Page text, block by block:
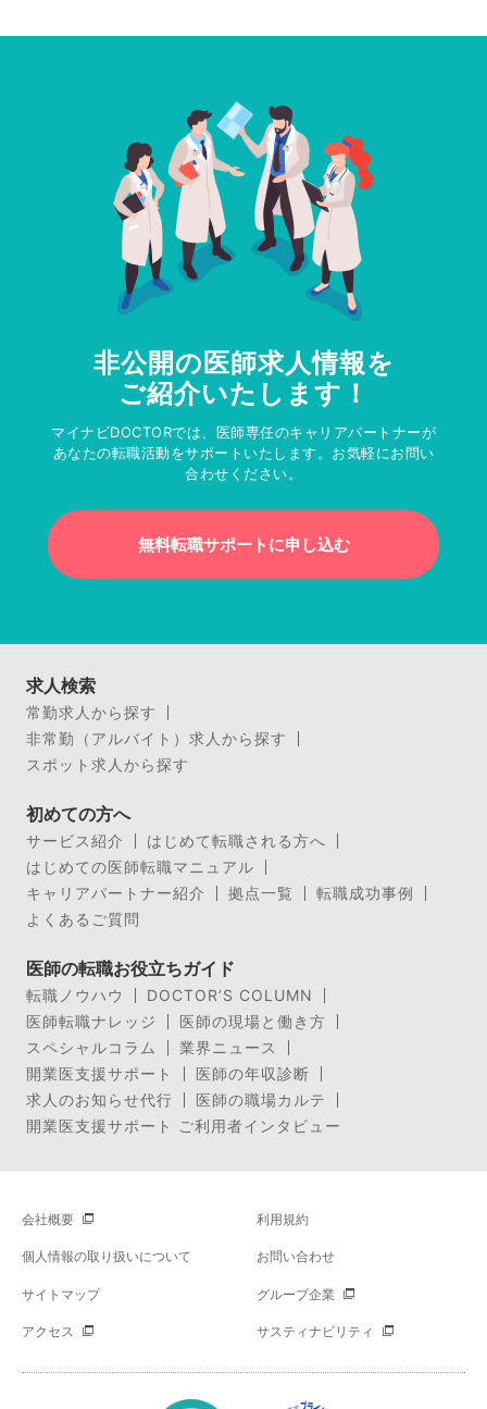
非公開の医師求人情報を
ご紹介いたします！
マイナビDOCTORでは、医師専任のキャリアパートナーが
あなたの転職活動をサポートいたします。お気軽にお問い
合わせください。
無料転職サポートに申し込む
求人検索
常勤求人から探す
非常勤（アルバイト）求人から探す
スポット求人から探す
初めての方へ
サービス紹介
はじめて転職される方へ
はじめての医師転職マニュアル
キャリアパートナー紹介
拠点一覧
転職成功事例
よくあるご質問
医師の転職お役立ちガイド
転職ノウハウ
DOCTOR’S COLUMN
医師転職ナレッジ
医師の現場と働き方
スペシャルコラム
業界ニュース
開業医支援サポート
医師の年収診断
求人のお知らせ代行
医師の職場カルテ
開業医支援サポート ご利用者インタビュー
会社概要 利用規約
個人情報の取り扱いについて お問い合わせ
サイトマップ グループ企業
アクセス サスティナビリティ